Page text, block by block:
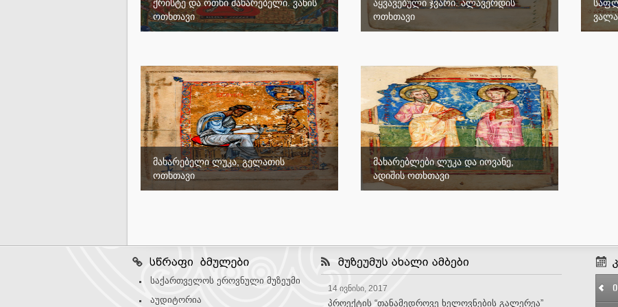
ქრისტე და ოთხი მახარებელი. ვანის
ოთხთავი
აყვავებული ჯვარი. ალავერდის
ოთხთავი
მახარებელი ლუკა, გელათის
ოთხთავი
მახარებლები ლუკა და იოვანე,
ადიშის ოთხთავი
საქართველოს ეროვნული მუზეუმი
აუდიტორია
14 ივნისი, 2017
პროექტის “თანამედროვე ხელოვნების გალერეა”